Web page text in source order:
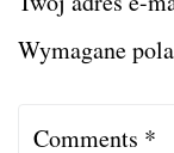
Wymagane